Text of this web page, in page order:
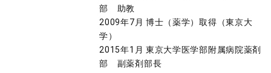
部 助教
2009年7月 博士（薬学）取得（東京大
学）
2015年1月 東京大学医学部附属病院薬剤
部 副薬剤部長